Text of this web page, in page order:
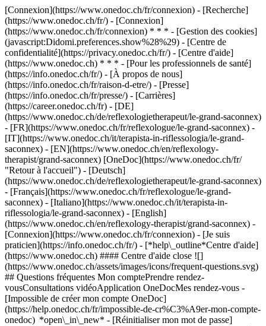
[Connexion](https://www.onedoc.ch/fr/connexion) - [Recherche]
(https://www.onedoc.ch/fr/) - [Connexion]
(https://www.onedoc.ch/fr/connexion) * * * - [Gestion des cookies]
(javascript:Didomi.preferences.show%28%29) - [Centre de
confidentialité](https://privacy.onedoc.ch/fr/) - [Centre d'aide]
(https://www.onedoc.ch) * * * - [Pour les professionnels de santé]
(https://info.onedoc.ch/fr/) - [À propos de nous]
(https://info.onedoc.ch/fr/raison-d-etre/) - [Presse]
(https://info.onedoc.ch/fr/presse/) - [Carrières]
(https://career.onedoc.ch/fr) - [DE]
(https://www.onedoc.ch/de/reflexologietherapeut/le-grand-saconnex)
- [FR](https://www.onedoc.ch/fr/reflexologue/le-grand-saconnex) -
[IT](https://www.onedoc.ch/it/terapista-in-riflessologia/le-grand-
saconnex) - [EN](https://www.onedoc.ch/en/reflexology-
therapist/grand-saconnex) [OneDoc](https://www.onedoc.ch/fr/
"Retour à l'accueil") - [Deutsch]
(https://www.onedoc.ch/de/reflexologietherapeut/le-grand-saconnex)
- [Français](https://www.onedoc.ch/fr/reflexologue/le-grand-
saconnex) - [Italiano](https://www.onedoc.ch/it/terapista-in-
riflessologia/le-grand-saconnex) - [English]
(https://www.onedoc.ch/en/reflexology-therapist/grand-saconnex) -
[Connexion](https://www.onedoc.ch/fr/connexion) - [Je suis
praticien](https://info.onedoc.ch/fr/) - [*help\_outline*Centre d'aide]
(https://www.onedoc.ch) #### Centre d'aide close ![]
(https://www.onedoc.ch/assets/images/icons/frequent-questions.svg)
## Questions fréquentes Mon comptePrendre rendez-
vousConsultations vidéoApplication OneDocMes rendez-vous -
[Impossible de créer mon compte OneDoc]
(https://help.onedoc.ch/fr/impossible-de-cr%C3%A9er-mon-compte-
onedoc) *open\_in\_new* - [Réinitialiser mon mot de passe]